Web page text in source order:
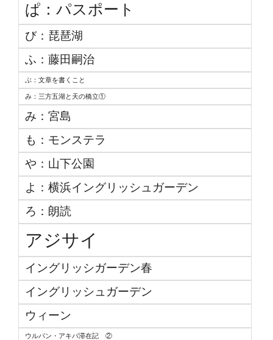
ぱ：パスポート
び：琵琶湖
ふ：藤田嗣治
ぶ：文章を書くこと
み：三方五湖と天の橋立①
み：宮島
も：モンステラ
や：山下公園
よ：横浜イングリッシュガーデン
ろ：朗読
アジサイ
イングリッシガーデン春
イングリッシュガーデン
ウィーン
ウルパン・アキバ滞在記 ②